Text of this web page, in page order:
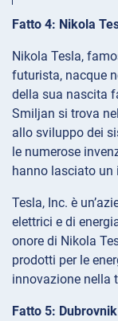
Fatto 4: Nikola
Nikola Tesla,
futurista, nacque
della sua nascita
Smiljan si trova
allo sviluppo dei
le numerose
hanno lasciato
Tesla, Inc. è
elettrici e di
onore di Nikola
prodotti per le
innovazione nella
Fatto 5: